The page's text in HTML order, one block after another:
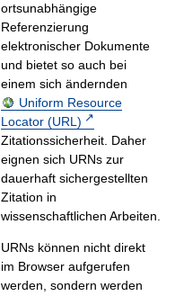
ortsunabhängige
Referenzierung
elektronischer Dokumente
und bietet so auch bei
einem sich ändernden
Uniform Resource
Locator (URL)
Zitationssicherheit. Daher
eignen sich URNs zur
dauerhaft sichergestellten
Zitation in
wissenschaftlichen Arbeiten.
URNs können nicht direkt
im Browser aufgerufen
werden, sondern werden